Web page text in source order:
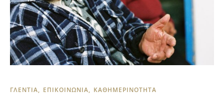
ΓΛΕΝΤΙΑ ΕΠΙΚΟΙΝΩΝΙΑ ΚΑΘΗΜΕΡΙΝΟΤΗΤΑ